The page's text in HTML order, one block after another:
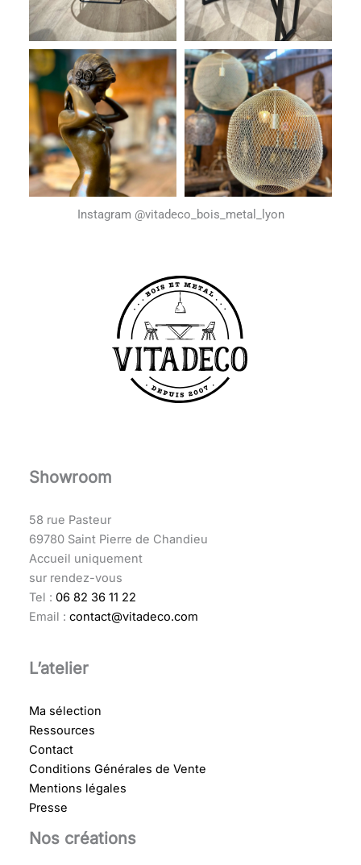
Instagram @vitadeco_bois_metal_lyon
Showroom
58 rue Pasteur
69780 Saint Pierre de Chandieu
Accueil uniquement
sur rendez-vous
Tel : 06 82 36 11 22
Email : contact@vitadeco.com
L’atelier
Ma sélection
Ressources
Contact
Conditions Générales de Vente
Mentions légales
Presse
Nos créations